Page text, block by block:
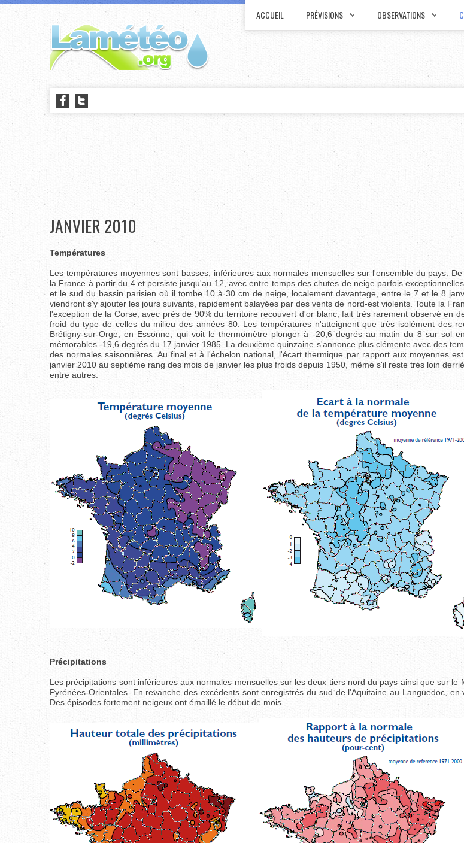
ACCUEIL PRÉVISIONS OBSERVATIONS
JANVIER 2010
Températures
Les températures moyennes sont basses, inférieures aux normales mensuelles sur l'ensemble du pays.
la France à partir du 4 et persiste jusqu'au 12, avec entre temps des chutes de neige parfois
et le sud du bassin parisien où il tombe 10 à 30 cm de neige, localement davantage, entre le 7 et le 8
viendront s'y ajouter les jours suivants, rapidement balayées par des vents de nord-est violents. Toute la
l'exception de la Corse, avec près de 90% du territoire recouvert d'or blanc, fait très rarement observé en
froid du type de celles du milieu des années 80. Les températures n'atteignent que très isolément des
Brétigny-sur-Orge, en Essonne, qui voit le thermomètre plonger à -20,6 degrés au matin du 8 sur sol
mémorables -19,6 degrés du 17 janvier 1985. La deuxième quinzaine s'annonce plus clémente avec des
des normales saisonnières. Au final et à l'échelon national, l'écart thermique par rapport aux moyennes
janvier 2010 au septième rang des mois de janvier les plus froids depuis 1950, même s'il reste très loin
entre autres.
Précipitations
Les précipitations sont inférieures aux normales mensuelles sur les deux tiers nord du pays ainsi que sur le
Pyrénées-Orientales. En revanche des excédents sont enregistrés du sud de l'Aquitaine au Languedoc, en
Des épisodes fortement neigeux ont émaillé le début de mois.